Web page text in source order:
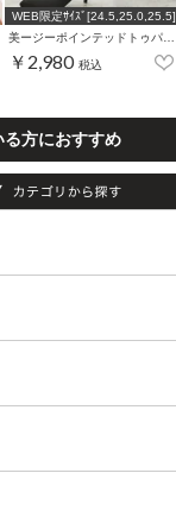
WEB限定ｻｲｽﾞ[24.5,25.0,25.5]
美ージーポインテッドトゥパンプス
￥2,980 税込
方におすすめ